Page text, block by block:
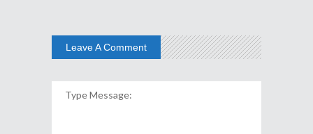
Leave A Comment